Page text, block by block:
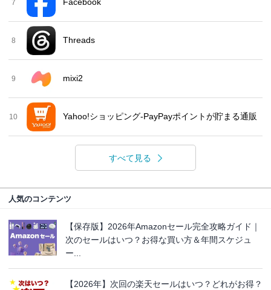
7
8 Threads
9 mixi2
10 Yahoo!ショッピング-PayPayポイントが貯まる通販
すべて見る
人気のコンテンツ
【保存版】2026年Amazonセール完全攻略ガイド｜
次のセールはいつ？お得な買い方＆年間スケジュ
ー...
【2026年】次回の楽天セールはいつ？どれがお得？